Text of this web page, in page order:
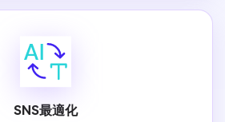
SNS最適化